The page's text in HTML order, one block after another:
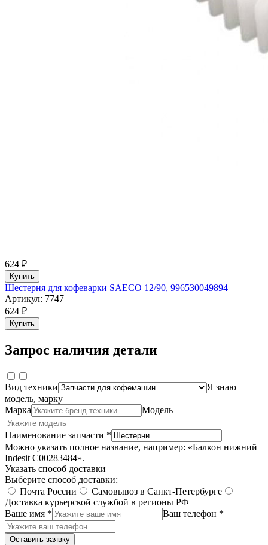
624 ₽
Купить
Шестерня для кофеварки SAECO 12/90, 996530049894
Артикул: 7747
624 ₽
Купить
Запрос наличия детали
Вид техники
Я знаю
модель, марку
Марка
Модель
Наименование запчасти *
Можно указать полное название, например: «Балкон нижний
Indesit C00283484».
Указать способ доставки
Выберите способ доставки:
Почта России
Самовывоз в Санкт-Петербурге
Доставка курьерской службой в регионы РФ
Ваше имя *
Ваш телефон *
Оставить заявку